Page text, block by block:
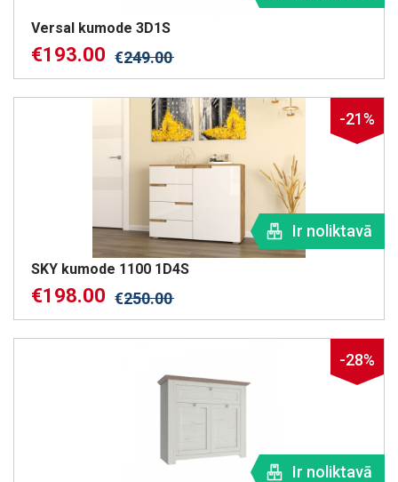
Versal kumode 3D1S
€193.00 €249.00
-21%
Ir noliktavā
SKY kumode 1100 1D4S
€198.00 €250.00
-28%
Ir noliktavā